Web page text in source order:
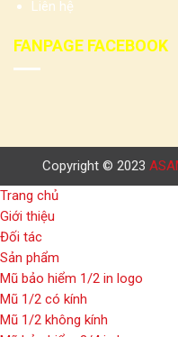
Liên hệ
FANPAGE FACEBOOK
Copyright © 2023
Trang chủ
Giới thiệu
Đối tác
Sản phẩm
Mũ bảo hiểm 1/2 in logo
Mũ 1/2 có kính
Mũ 1/2 không kính